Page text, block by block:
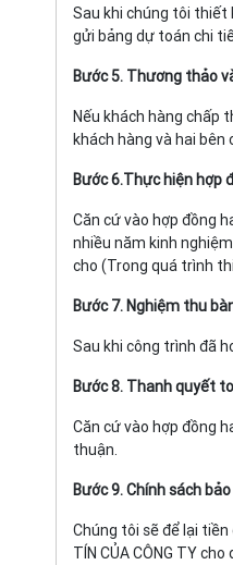
Sau khi chúng tôi thiết
gửi bảng dự toán chi
Bước 5. Thương thảo
Nếu khách hàng chấp
khách hàng và hai bên
Bước 6.Thực hiện hợp
Căn cứ vào hợp đồng
nhiều năm kinh
cho (Trong quá trình
Bước 7. Nghiệm thu
Sau khi công trình đã
Bước 8. Thanh quyết
Căn cứ vào hợp đồng
thuận.
Bước 9. Chính sách
Chúng tôi sẽ để lại
TÍN CỦA CÔNG TY